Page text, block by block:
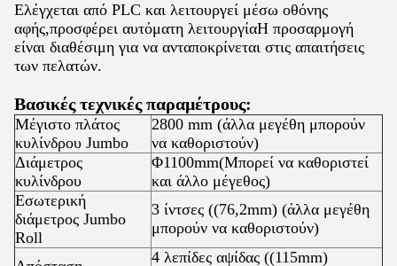
Ελέγχεται από PLC και λειτουργεί μέσω οθόνης
αφής,προσφέρει αυτόματη λειτουργίαΗ προσαρμογή
είναι διαθέσιμη για να ανταποκρίνεται στις απαιτήσεις
των πελατών.
Βασικές τεχνικές παραμέτρους:
Μέγιστο πλάτος
κυλίνδρου Jumbo
2800 mm (άλλα μεγέθη μπορούν
να καθοριστούν)
Διάμετρος
κυλίνδρου
Φ1100mm(Μπορεί να καθοριστεί
και άλλο μέγεθος)
Εσωτερική
διάμετρος Jumbo
Roll
3 ίντσες ((76,2mm) (άλλα μεγέθη
μπορούν να καθοριστούν)
4 λεπίδες αψίδας ((115mm)